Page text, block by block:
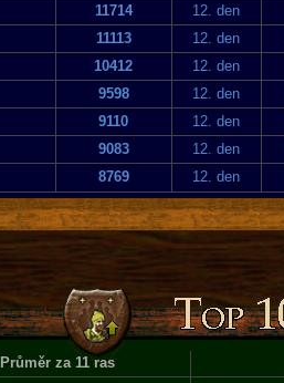
11714 12. den
11113 12. den
10412 12. den
9598 12. den
9110 12. den
9083 12. den
8769 12. den
Průměr za 11 ras